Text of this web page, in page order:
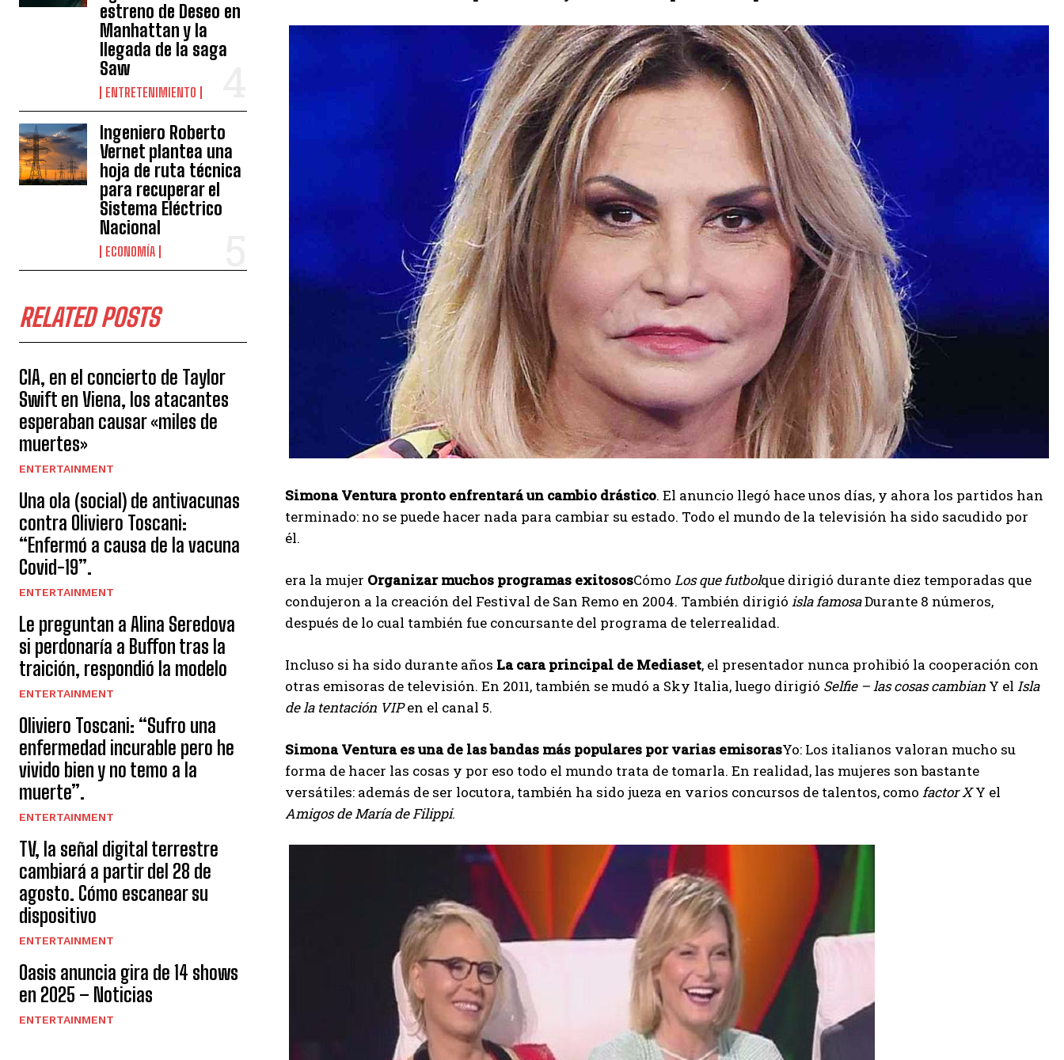
I've read and accept thePrivacy Policy.
Muhammad
estreno de Deseo en
Manhattan y la
llegada de la saga
Saw
ENTRETENIMIENTO
Ingeniero Roberto
Vernet plantea una
hoja de ruta técnica
para recuperar el
Sistema Eléctrico
Nacional
ECONOMÍA
RELATED POSTS
CIA, en el concierto de Taylor
Swift en Viena, los atacantes
esperaban causar «miles de
muertes»
ENTERTAINMENT
Una ola (social) de antivacunas
contra Oliviero Toscani:
“Enfermó a causa de la vacuna
Covid-19”.
ENTERTAINMENT
Le preguntan a Alina Seredova
si perdonaría a Buffon tras la
traición, respondió la modelo
ENTERTAINMENT
Oliviero Toscani: “Sufro una
enfermedad incurable pero he
vivido bien y no temo a la
muerte”.
ENTERTAINMENT
TV, la señal digital terrestre
cambiará a partir del 28 de
agosto. Cómo escanear su
dispositivo
ENTERTAINMENT
Oasis anuncia gira de 14 shows
en 2025 – Noticias
ENTERTAINMENT
Simona Ventura pronto enfrentará un cambio drástico. El anuncio llegó hace unos días, y ahora los partidos han
terminado: no se puede hacer nada para cambiar su estado. Todo el mundo de la televisión ha sido sacudido por
él.
era la mujer Organizar muchos programas exitososCómo Los que futbolque dirigió durante diez temporadas que
condujeron a la creación del Festival de San Remo en 2004. También dirigió isla famosaDurante 8 números,
después de lo cual también fue concursante del programa de telerrealidad.
Incluso si ha sido durante años La cara principal de Mediaset, el presentador nunca prohibió la cooperación con
otras emisoras de televisión. En 2011, también se mudó a Sky Italia, luego dirigió Selfie – las cosas cambian Y el Isla
de la tentación VIPen el canal 5.
Simona Ventura es una de las bandas más populares por varias emisorasYo: Los italianos valoran mucho su
forma de hacer las cosas y por eso todo el mundo trata de tomarla. En realidad, las mujeres son bastante
versátiles: además de ser locutora, también ha sido jueza en varios concursos de talentos, como factor XY el
Amigos de María de Filippi.